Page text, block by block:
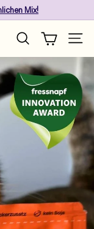
Mix!
Search Site